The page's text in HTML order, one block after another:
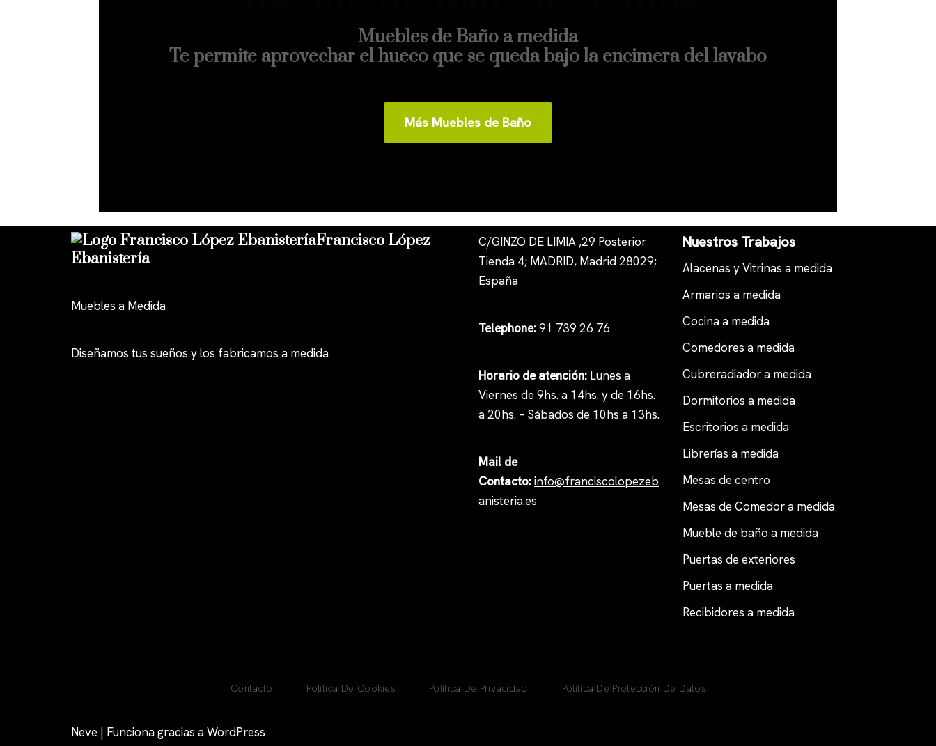
Muebles de Baño a medida
Te permite aprovechar el hueco que se queda bajo la encimera del lavabo
Más Muebles de Baño
Francisco López
Ebanistería
Muebles a Medida
Diseñamos tus sueños y los fabricamos a medida
C/GINZO DE LIMIA ,29 Posterior
Tienda 4; MADRID, Madrid 28029;
España
Telephone:91 739 26 76
Horario de atención: Lunes a
Viernes de 9hs. a 14hs. y de 16hs.
a 20hs. – Sábados de 10hs a 13hs.
Mail de
Contacto:info@franciscolopezeb
anisteria.es
Nuestros Trabajos
Alacenas y Vitrinas a medida
Armarios a medida
Cocina a medida
Comedores a medida
Cubreradiador a medida
Dormitorios a medida
Escritorios a medida
Librerías a medida
Mesas de centro
Mesas de Comedor a medida
Mueble de baño a medida
Puertas de exteriores
Puertas a medida
Recibidores a medida
Contacto Política De Cookies Política De Privacidad Política De Protección De Datos
Neve | Funciona gracias aWordPress